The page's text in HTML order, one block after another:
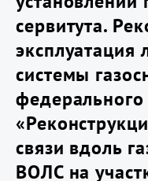
сервитута.
эксплуатация
системы
федерального
связи вдоль
ВОЛС на